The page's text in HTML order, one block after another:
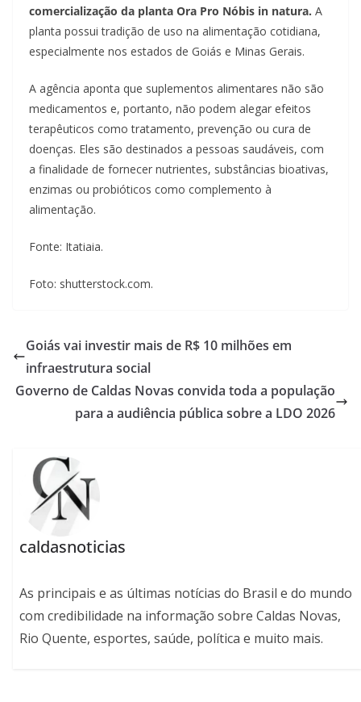
comercialização da planta Ora Pro Nóbis in natura. A
planta possui tradição de uso na alimentação cotidiana,
especialmente nos estados de Goiás e Minas Gerais.
A agência aponta que suplementos alimentares não são
medicamentos e, portanto, não podem alegar efeitos
terapêuticos como tratamento, prevenção ou cura de
doenças. Eles são destinados a pessoas saudáveis, com
a finalidade de fornecer nutrientes, substâncias bioativas,
enzimas ou probióticos como complemento à
alimentação.
Fonte: Itatiaia.
Foto: shutterstock.com.
Goiás vai investir mais de R$ 10 milhões em
infraestrutura social
Governo de Caldas Novas convida toda a população
para a audiência pública sobre a LDO 2026
caldasnoticias
As principais e as últimas notícias do Brasil e do mundo
com credibilidade na informação sobre Caldas Novas,
Rio Quente, esportes, saúde, política e muito mais.